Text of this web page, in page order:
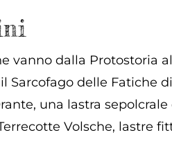
vanno dalla Protostoria
delle Fatiche
una lastra
Volsche, lastre